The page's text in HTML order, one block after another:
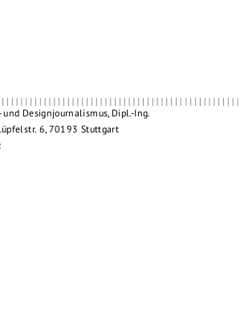
Designjournalismus, Dipl.-Ing.
6, 70193 Stuttgart